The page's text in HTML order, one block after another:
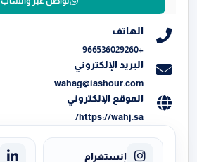
الهاتف
+966536029260
البريد الإلكتروني
wahag@iashour.com
الموقع الإلكتروني
https://wahj.sa/
إنستغرام